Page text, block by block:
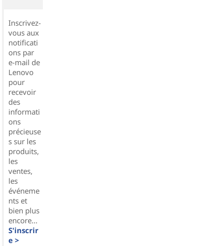
Inscrivez-
vous aux
notificati
ons par
e-mail de
Lenovo
pour
recevoir
des
informati
ons
précieuse
s sur les
produits,
les
ventes,
les
événeme
nts et
bien plus
encore...
S'inscrir
e >